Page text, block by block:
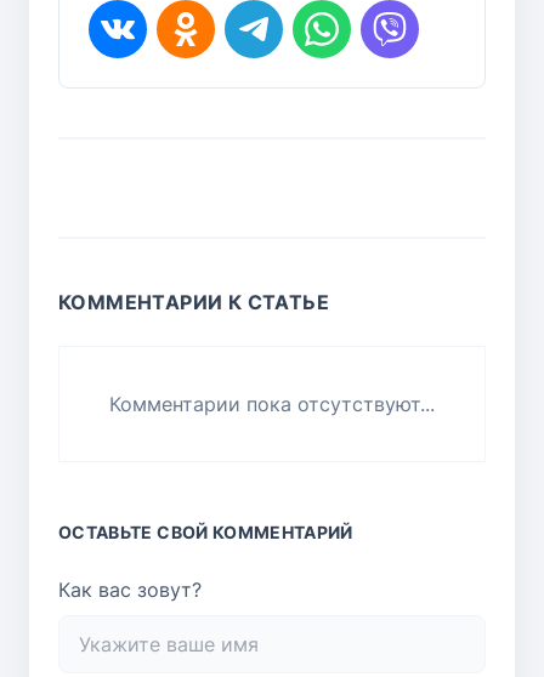
КОММЕНТАРИИ К СТАТЬЕ
Комментарии пока отсутствуют...
ОСТАВЬТЕ СВОЙ КОММЕНТАРИЙ
Как вас зовут?